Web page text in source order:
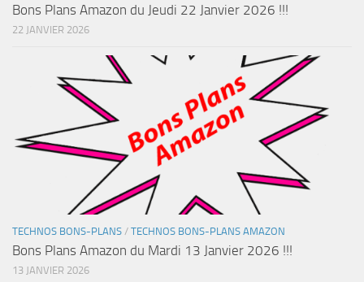
Bons Plans Amazon du Jeudi 22 Janvier 2026 !!!
22 JANVIER 2026
TECHNOS BONS-PLANS / TECHNOS BONS-PLANS AMAZON
Bons Plans Amazon du Mardi 13 Janvier 2026 !!!
13 JANVIER 2026